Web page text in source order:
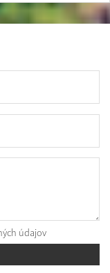
údajov